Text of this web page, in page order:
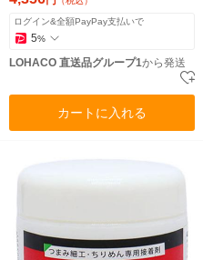
ログイン&全額PayPay支払いで
5%
LOHACO 直送品グループ1から発送
カートに入れる